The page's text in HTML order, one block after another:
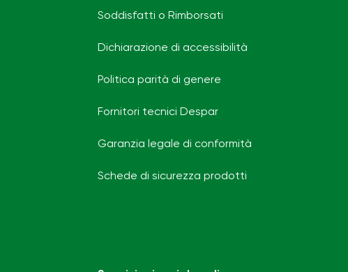
Soddisfatti o Rimborsati
Dichiarazione di accessibilità
Politica parità di genere
Fornitori tecnici Despar
Garanzia legale di conformità
Schede di sicurezza prodotti